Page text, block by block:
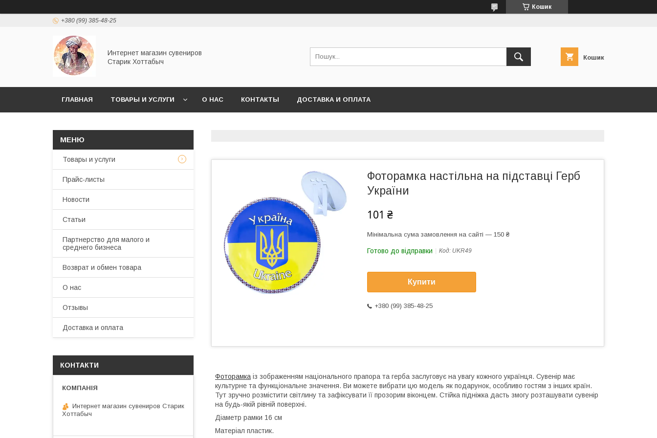
Кошик
+380 (99) 385-48-25
Интернет магазин сувениров
Старик Хоттабыч
Кошик
ГЛАВНАЯ ТОВАРЫ И УСЛУГИ О НАС КОНТАКТЫ ДОСТАВКА И ОПЛАТА
Фоторамка настільна на підставці Герб
України
101 ₴
Мінімальна сума замовлення на сайті — 150 ₴
Готово до відправки Код: UKR49
Купити
+380 (99) 385-48-25
Фоторамкаіз зображенням національного прапора та герба заслуговує на увагу кожного українця. Сувенір має
культурне та функціональне значення. Ви можете вибрати цю модель як подарунок, особливо гостям з інших країн.
Тут зручно розмістити світлину та зафіксувати її прозорим віконцем. Стійка підніжка дасть змогу розташувати сувенір
на будь-якій рівній поверхні.
Діаметр рамки 16 см
Матеріал пластик.
Товары и услуги
Прайс-листы
Новости
Статьи
Партнерство для малого и
среднего бизнеса
Возврат и обмен товара
О нас
Отзывы
Доставка и оплата
КОНТАКТИ
Интернет магазин сувениров Старик
Хоттабыч